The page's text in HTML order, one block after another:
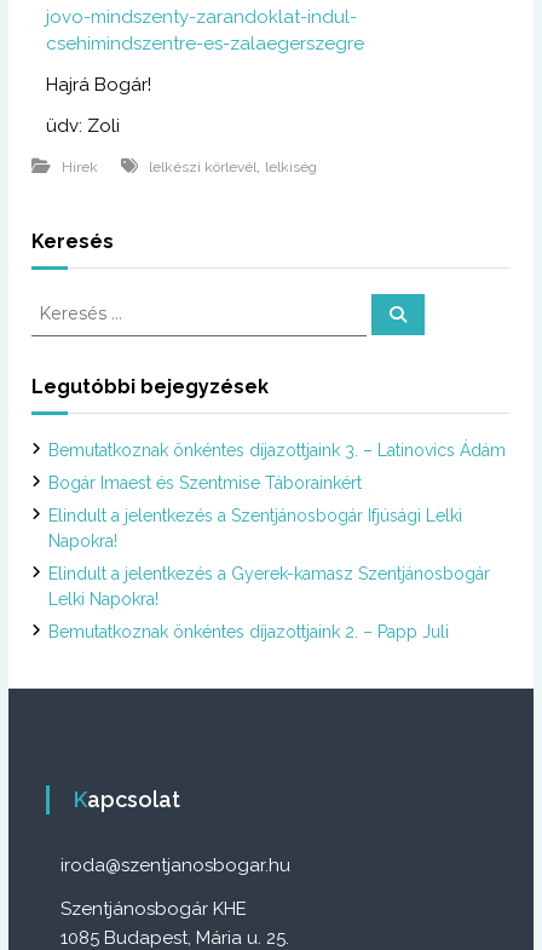
jovo-mindszenty-zarandoklat-indul-
csehimindszentre-es-zalaegerszegre
Hajrá Bogár!
üdv: Zoli
Hírek lelkészi körlevél lelkiség
Keresés
K
e
s
:
K
Legutóbbi bejegyzések
Bemutatkoznak önkéntes díjazottjaink 3. – Latinovics Ádám
Bogár Imaest és Szentmise Táborainkért
Elindult a jelentkezés a Szentjánosbogár Ifjúsági Lelki
Napokra!
Elindult a jelentkezés a Gyerek-kamasz Szentjánosbogár
Lelki Napokra!
Bemutatkoznak önkéntes díjazottjaink 2. – Papp Juli
Kapcsolat
iroda@szentjanosbogar.hu
Szentjánosbogár KHE
1085 Budapest, Mária u. 25.